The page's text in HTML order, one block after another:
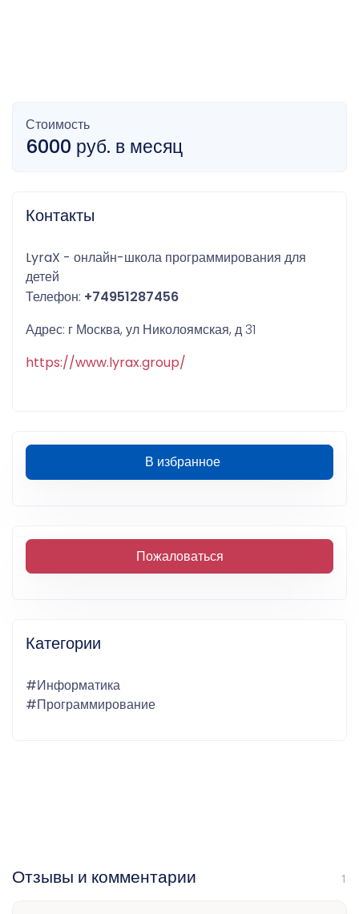
Стоимость
6000 руб. в месяц
Контакты
LyraX - онлайн-школа программирования для
детей
Телефон: +74951287456
Адрес: г Москва, ул Николоямская, д 31
https://www.lyrax.group/
В избранное
Пожаловаться
Категории
#Информатика
#Программирование
Отзывы и комментарии 1